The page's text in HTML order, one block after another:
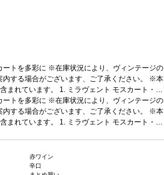
ートを多彩に ※在庫状況により、ヴィンテージの
内する場合がございます、ご了承ください。 ※本
まれています。
1. ミラヴェント モスカート・ダ
テ / 白・微発泡 / 甘口テイスティングノート鮮
ーラルなノーズを示し、桃のフルーティーさが
韻を感じ、魅惑的な果実味が続く、親しみやす
わら色。モスカートのフローラルなノーズを示
がる。口に含むと素晴らしく滑らかで、エキゾチ
ートを多彩に ※在庫状況により、ヴィンテージの
内する場合がございます、ご了承ください。 ※本
まれています。
1. ミラヴェント モスカート・ダ
余韻を感じ、魅惑的な果実味が続く、親しみやす
性 葡萄品種
赤ワイン
辛口